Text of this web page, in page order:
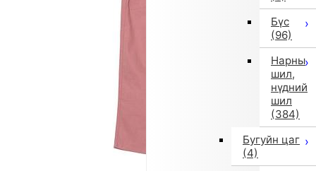
Бүс
(96)
Нарны
шил,
нүдний
шил
(384)
Бугуйн цаг
(4)